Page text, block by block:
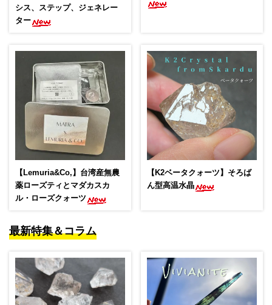
シス、ステップ、ジェネレー
ター
【Lemuria&Co,】台湾産無農
薬ローズティとマダカスカ
ル・ローズクォーツ
【K2ベータクォーツ】そろば
ん型高温水晶
最新特集＆コラム